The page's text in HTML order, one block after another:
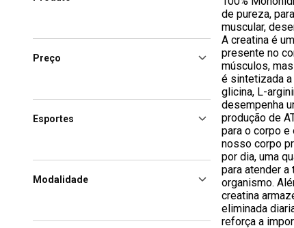
Preço
Esportes
Modalidade
de pureza,
muscular,
A creatina é
presente no
músculos,
é sintetizada
glicina, L-
desempenha
produção de
para o corpo e
nosso corpo
por dia, uma
para atender
organismo.
creatina
eliminada
reforça a